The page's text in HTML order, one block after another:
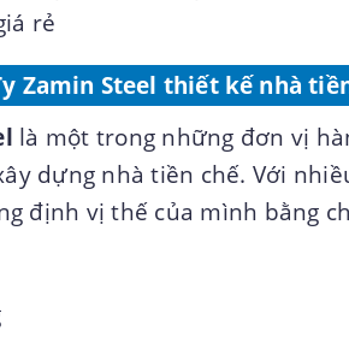
rẻ
Zamin Steel thiết kế nhà
là một trong những đơn vị
dựng nhà tiền chế. Với
định vị thế của mình bằng